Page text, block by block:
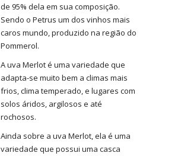
de 95% dela em sua composição.
Sendo o Petrus um dos vinhos mais
caros mundo, produzido na região do
Pommerol.
A uva Merlot é uma variedade que
adapta-se muito bem a climas mais
frios, clima temperado, e lugares com
solos áridos, argilosos e até
rochosos.
Ainda sobre a uva Merlot, ela é uma
variedade que possui uma casca